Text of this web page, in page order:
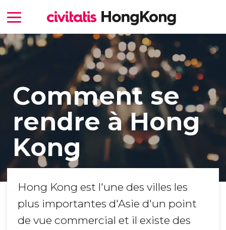
Comment se
rendre à Hong
Kong
Hong Kong est l'une des villes les
plus importantes d'Asie d'un point
de vue commercial et il existe des